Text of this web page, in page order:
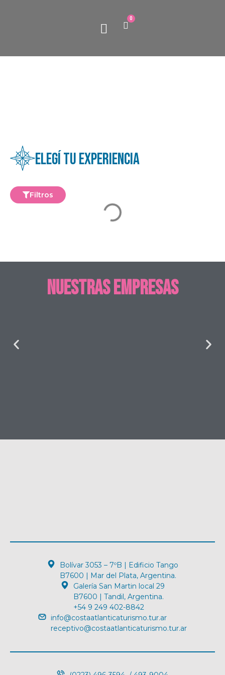
0
Elegí tu experiencia
Filtros
Nuestras empresas
Bolívar 3053 – 7ºB | Edificio Tango
B7600 | Mar del Plata, Argentina.
Galería San Martin local 29
B7600 | Tandil, Argentina.
+54 9 249 402-8842
info@costaatlanticaturismo.tur.ar
receptivo@costaatlanticaturismo.tur.ar